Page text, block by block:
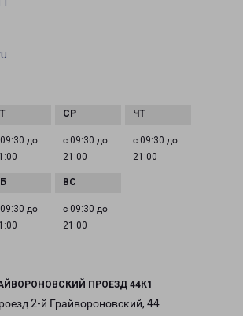
до
с 09:30 до
21:00
с 09:30 до
21:00
до
с 09:30 до
21:00
ПРОЕЗД 44К1
2-й Грайвороновский, 44